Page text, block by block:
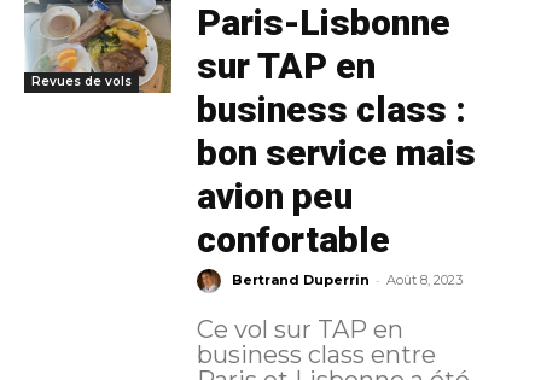
Revues de vols
Paris-Lisbonne
sur TAP en
business class :
bon service mais
avion peu
confortable
Bertrand Duperrin - Août 8, 2023
Ce vol sur TAP en
business class entre